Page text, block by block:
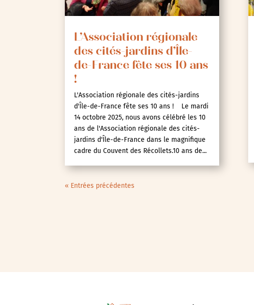
L’Association régionale
des cités-jardins d’Île-
de-France fête ses 10 ans
!
L'Association régionale des cités-jardins
d'Île-de-France fête ses 10 ans ! Le mardi
14 octobre 2025, nous avons célébré les 10
ans de l'Association régionale des cités-
jardins d'Île-de-France dans le magnifique
cadre du Couvent des Récollets.10 ans de...
« Entrées précédentes